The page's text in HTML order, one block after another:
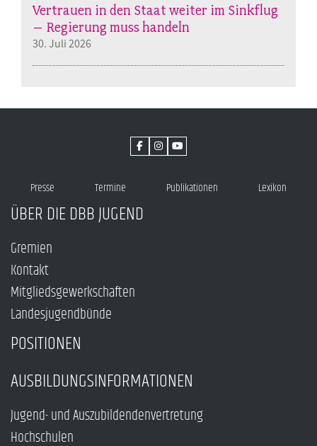
Vertrauen in den Staat weiter im Sinkflug
– Regierung muss handeln
30. Juli 2026
Presse Termine Publikationen Lexikon
ÜBER DIE DBB JUGEND
Gremien
Kontakt
Mitgliedsgewerkschaften
Landesjugendbünde
POSITIONEN
AUSBILDUNGSINFORMATIONEN
Jugend- und Auszubildendenvertretung
Hochschulen